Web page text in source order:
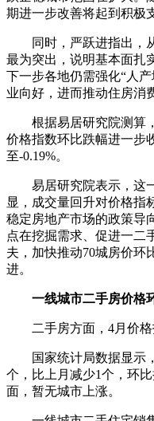
期进一步改善将起到积极
同时，严跃进指出，从
最为突出，说明基本面扎
下一步各地仍需强化“人
业向好，进而推动住房消
根据易居研究院测算，
价格指数环比跌幅进一步
至-0.19%。
易居研究院表示，这一
显，成交量回升对价格指
稳定房地产市场的政策导
点在挖掘需求、促进一二
夫，加快推动70城房价环
进。
一线城市二手房价格
二手房方面，4月价格
国家统计局数据显示，
个，比上月减少1个，环
面，暂无城市上涨。